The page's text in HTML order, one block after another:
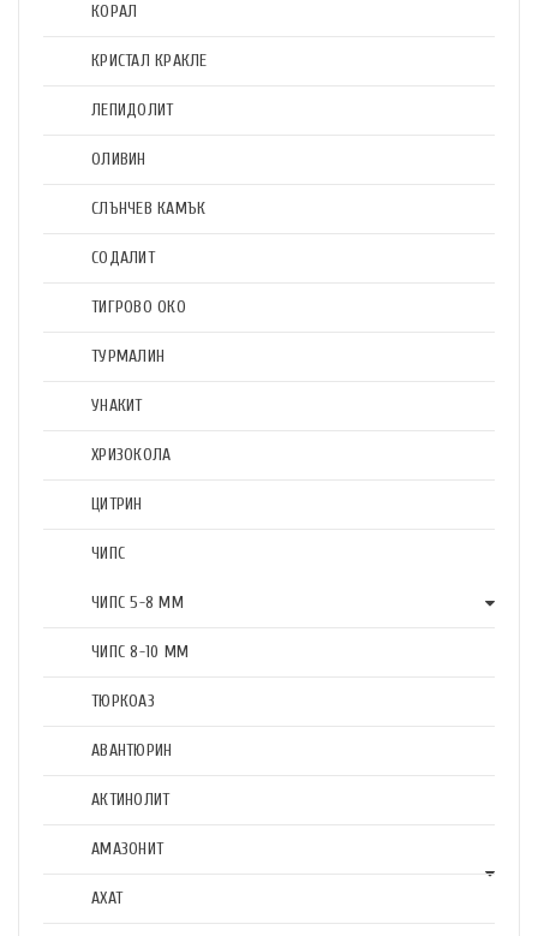
КОРАЛ
КРИСТАЛ КРАКЛЕ
ЛЕПИДОЛИТ
ОЛИВИН
СЛЪНЧЕВ КАМЪК
СОДАЛИТ
ТИГРОВО ОКО
ТУРМАЛИН
УНАКИТ
ХРИЗОКОЛА
ЦИТРИН
ЧИПС
ЧИПС 5-8 ММ
ЧИПС 8-10 ММ
ТЮРКОАЗ
АВАНТЮРИН
АКТИНОЛИТ
АМАЗОНИТ
АХАТ